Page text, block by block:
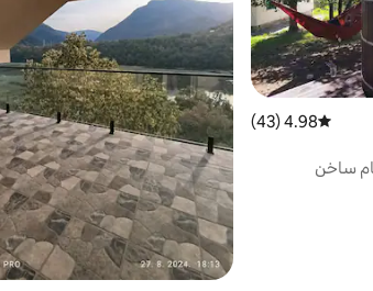
متوسط التقييم 4.98 من 5، 43 مراجعات
4.98 (43)
ساخن